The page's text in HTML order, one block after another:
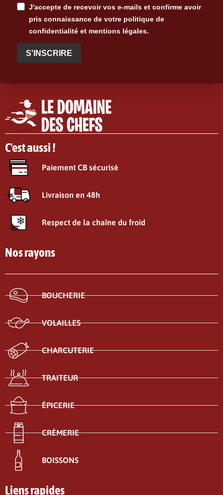
J'accepte de recevoir vos e-mails et confirme avoir
pris connaissance de votre politique de
confidentialité et mentions légales.
S'INSCRIRE
C'est aussi !
Paiement CB sécurisé
Livraison en 48h
Respect de la chaîne du froid
Nos rayons
BOUCHERIE
VOLAILLES
CHARCUTERIE
TRAITEUR
ÉPICERIE
CRÈMERIE
BOISSONS
Liens rapides